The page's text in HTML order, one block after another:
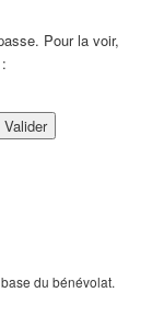
Pour la voir,
du bénévolat.